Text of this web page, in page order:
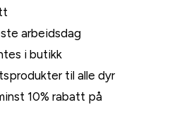
arbeidsdag
i butikk
til alle dyr
10% rabatt på